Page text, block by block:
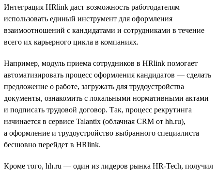
Интеграция HRlink даст возможность работодателям
использовать единый инструмент для оформления
взаимоотношений с кандидатами и сотрудниками в течение
всего их карьерного цикла в компаниях.
Например, модуль приема сотрудников в HRlink помогает
автоматизировать процесс оформления кандидатов — сделать
предложение о работе, загружать для трудоустройства
документы, ознакомить с локальными нормативными актами
и подписать трудовой договор. Так, процесс рекрутинга
начинается в сервисе Talantix (облачная CRM от hh.ru),
а оформление и трудоустройство выбранного специалиста
бесшовно перейдет в HRlink.
Кроме того, hh.ru — один из лидеров рынка HR-Tech, получил